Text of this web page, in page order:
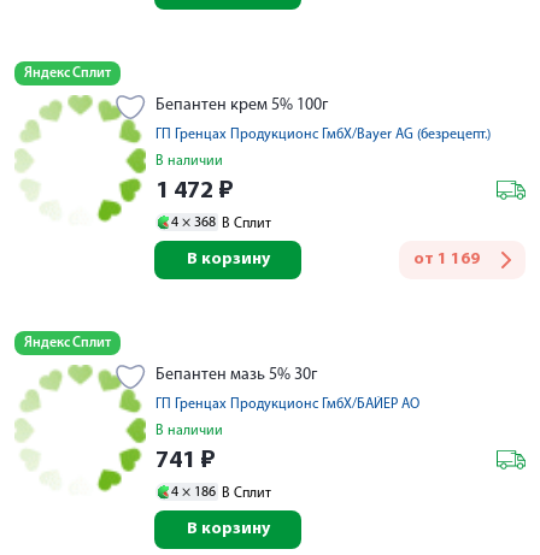
Яндекс Сплит
Бепантен крем 5% 100г
ГП Гренцах Продукционс ГмбХ/Bayer AG (безрецепт.)
В наличии
1 472 ₽
4 × 368 В Сплит
от 1 169
В корзину
Яндекс Сплит
Бепантен мазь 5% 30г
ГП Гренцах Продукционс ГмбХ/БАЙЕР АО
В наличии
741 ₽
4 × 186 В Сплит
В корзину